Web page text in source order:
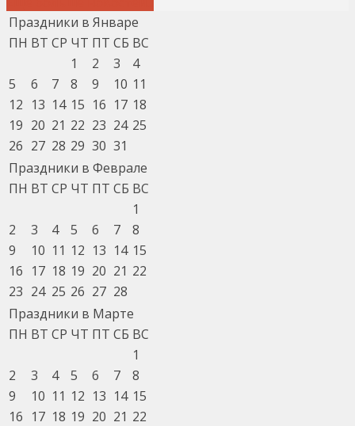
Праздники в Январе
ПН ВТ СР ЧТ ПТ СБ ВС
1
2 3
4
5
6 7 8 9 10 11
12 13 14 15 16 17 18
19 20 21 22 23 24 25
26 27 28 29 30 31
Праздники в Феврале
ПН ВТ СР ЧТ ПТ СБ ВС
1
2
3 4 5 6 7
8
9
10 11 12 13 14 15
16 17 18 19 20 21 22
23 24 25 26 27 28
Праздники в Марте
ПН ВТ СР ЧТ ПТ СБ ВС
1
2
3 4 5 6 7
8
9
10 11 12 13 14 15
16 17 18 19 20 21 22